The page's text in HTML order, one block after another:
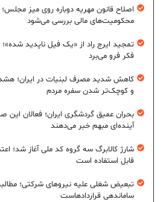
اصلاح قانون مهریه دوباره روی میز
محکومیت‌های مالی بررسی می‌شود
تمجید ایرج راد از «یک فیل ناپدید
فکر فرو می‌برد
کاهش شدید مصرف لبنیات در ایران؛ هشدار
و کوچک‌تر شدن سفره مردم
بحران عمیق گردشگری ایران؛ فعالان
آینده‌ای مبهم خبر می‌دهند
شارژ کالابرگ سه گروه کد ملی آغاز شد؛
قابل استفاده است
تبعیض شغلی علیه نیروهای شرکتی؛
ساماندهی قراردادهاست